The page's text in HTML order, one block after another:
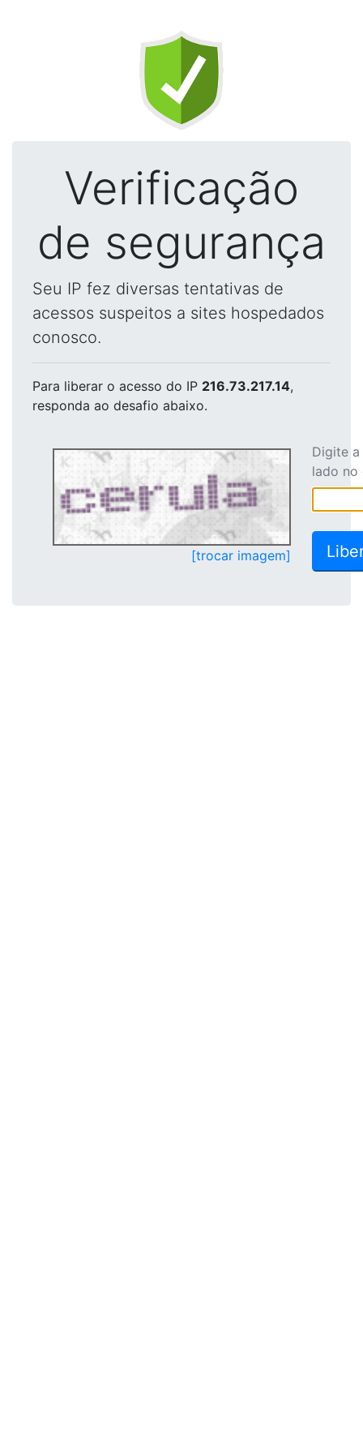
Verificação
de segurança
Seu IP fez diversas tentativas de
acessos suspeitos a sites hospedados
conosco.
Para liberar o acesso do IP 216.73.217.14,
responda ao desafio abaixo.
[trocar imagem]
Digite
lado no